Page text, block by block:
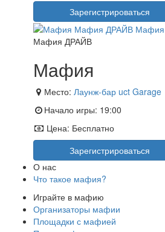
Зарегистрироваться
Мафия ДРАЙВ
Мафия
Место: Лаунж-бар uct Garage
Начало игры: 19:00
Цена: Бесплатно
Зарегистрироваться
О нас
Что такое мафия?
Играйте в мафию
Организаторы мафии
Площадки с мафией